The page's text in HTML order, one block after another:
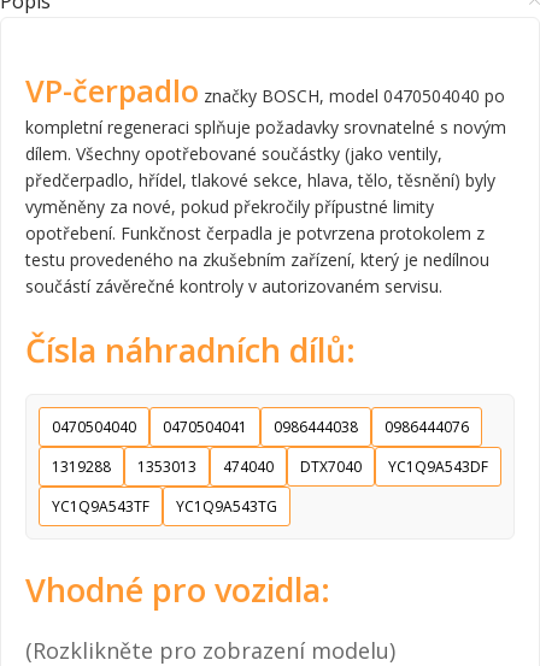
VP-čerpadlo značky BOSCH, model 0470504040 po
kompletní regeneraci splňuje požadavky srovnatelné s novým
dílem. Všechny opotřebované součástky (jako ventily,
předčerpadlo, hřídel, tlakové sekce, hlava, tělo, těsnění) byly
vyměněny za nové, pokud překročily přípustné limity
opotřebení. Funkčnost čerpadla je potvrzena protokolem z
testu provedeného na zkušebním zařízení, který je nedílnou
součástí závěrečné kontroly v autorizovaném servisu.
Čísla náhradních dílů:
0470504040 0470504041 0986444038
0986444076
1319288
1353013 474040 DTX7040
YC1Q9A543DF
YC1Q9A543TF
YC1Q9A543TG
Vhodné pro vozidla:
(Rozklikněte pro zobrazení modelu)